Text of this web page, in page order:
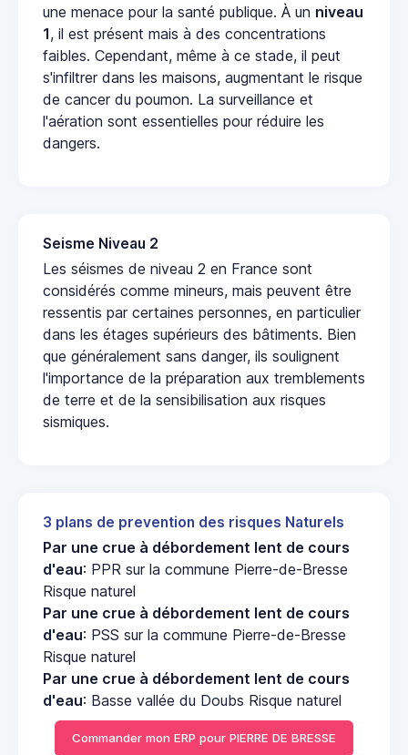
une menace pour la santé publique. À un niveau
1, il est présent mais à des concentrations
faibles. Cependant, même à ce stade, il peut
s'infiltrer dans les maisons, augmentant le risque
de cancer du poumon. La surveillance et
l'aération sont essentielles pour réduire les
dangers.
Seisme Niveau 2
Les séismes de niveau 2 en France sont
considérés comme mineurs, mais peuvent être
ressentis par certaines personnes, en particulier
dans les étages supérieurs des bâtiments. Bien
que généralement sans danger, ils soulignent
l'importance de la préparation aux tremblements
de terre et de la sensibilisation aux risques
sismiques.
3 plans de prevention des risques Naturels
Par une crue à débordement lent de cours
d'eau: PPR sur la commune Pierre-de-Bresse
Risque naturel
Par une crue à débordement lent de cours
d'eau: PSS sur la commune Pierre-de-Bresse
Risque naturel
Par une crue à débordement lent de cours
d'eau: Basse vallée du Doubs Risque naturel
Commander mon ERP pour PIERRE DE BRESSE